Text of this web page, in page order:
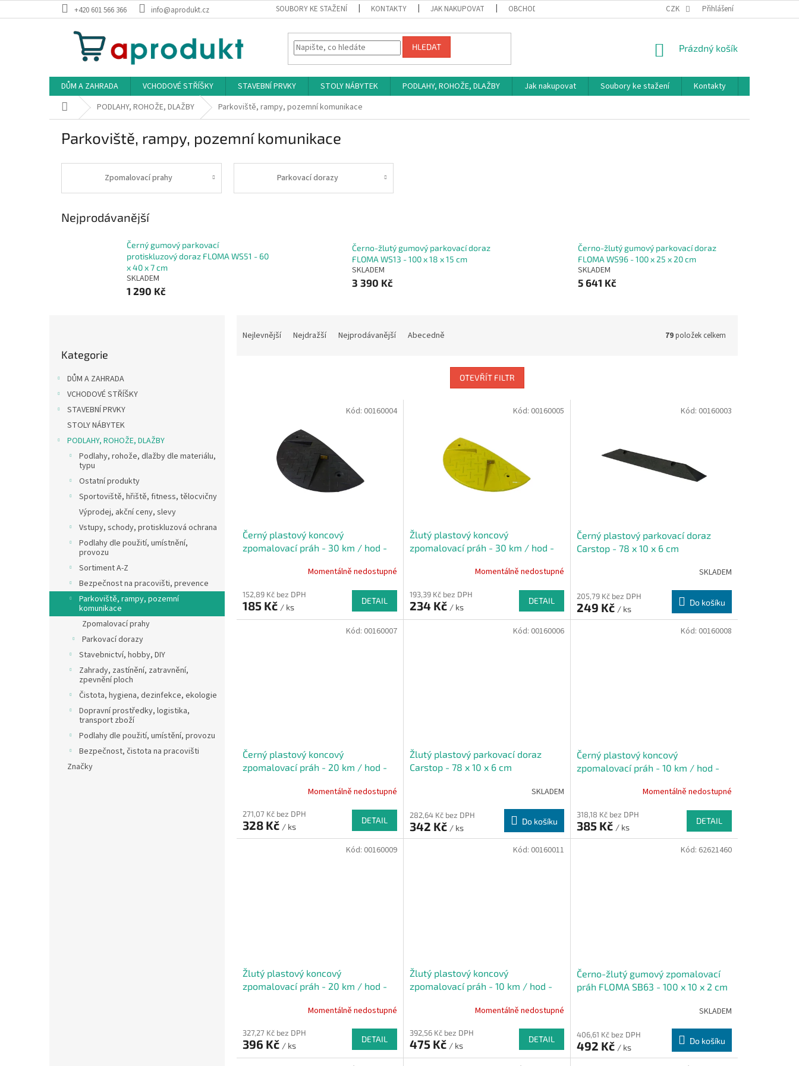
na
+420 601 566 366 info@aprodukt.cz SOUBORY KE STAŽENÍ KONTAKTY JAK NAKUPOVAT OBCHODNÍ PODMÍNKY PODMÍNKY OCHRANY OSOBNÍCH ÚDAJŮ
CZK Přihlášení
HLEDAT
NÁKUPNÍ
Prázdný košík
DŮM A ZAHRADA VCHODOVÉ STŘÍŠKY STAVEBNÍ PRVKY STOLY NÁBYTEK PODLAHY, ROHOŽE, DLAŽBY Jak nakupovat Soubory ke stažení Kontakty
Domů PODLAHY, ROHOŽE, DLAŽBY Parkoviště, rampy, pozemní komunikace
Parkoviště, rampy, pozemní komunikace
Zpomalovací prahy Parkovací dorazy
Nejprodávanější
Černý gumový parkovací
protiskluzový doraz FLOMA WS51 - 60
x 40 x 7 cm
SKLADEM
1 290 Kč
Černo-žlutý gumový parkovací doraz
FLOMA WS13 - 100 x 18 x 15 cm
SKLADEM
3 390 Kč
Černo-žlutý gumový parkovací doraz
FLOMA WS96 - 100 x 25 x 20 cm
SKLADEM
5 641 Kč
kategorie
Kategorie
DŮM A ZAHRADA
VCHODOVÉ STŘÍŠKY
STAVEBNÍ PRVKY
STOLY NÁBYTEK
PODLAHY, ROHOŽE, DLAŽBY
Podlahy, rohože, dlažby dle materiálu,
typu
Ostatní produkty
Sportoviště, hřiště, fitness, tělocvičny
Výprodej, akční ceny, slevy
Vstupy, schody, protiskluzová ochrana
Podlahy dle použití, umístnění,
provozu
Sortiment A-Z
Bezpečnost na pracovišti, prevence
Parkoviště, rampy, pozemní
komunikace
Zpomalovací prahy
Parkovací dorazy
Stavebnictví, hobby, DIY
Zahrady, zastínění, zatravnění,
zpevnění ploch
Čistota, hygiena, dezinfekce, ekologie
Dopravní prostředky, logistika,
transport zboží
Podlahy dle použití, umístění, provozu
Bezpečnost, čistota na pracovišti
Značky
Nejlevnější Nejdražší Nejprodávanější Abecedně 79položek celkem
OTEVŘÍT FILTR
Černý plastový koncový
zpomalovací práh - 30 km / hod -
Momentálně nedostupné
152,89 Kč bez DPH
185 Kč / ks
DETAIL
Kód: 00160004
Žlutý plastový koncový
zpomalovací práh - 30 km / hod -
Momentálně nedostupné
193,39 Kč bez DPH
234 Kč / ks
DETAIL
Kód: 00160005
Černý plastový parkovací doraz
Carstop - 78 x 10 x 6 cm
SKLADEM
205,79 Kč bez DPH
249 Kč / ks
Do košíku
Kód: 00160003
Černý plastový koncový
zpomalovací práh - 20 km / hod -
Momentálně nedostupné
271,07 Kč bez DPH
328 Kč / ks
DETAIL
Kód: 00160007
Žlutý plastový parkovací doraz
Carstop - 78 x 10 x 6 cm
SKLADEM
282,64 Kč bez DPH
342 Kč / ks
Do košíku
Kód: 00160006
Černý plastový koncový
zpomalovací práh - 10 km / hod -
Momentálně nedostupné
318,18 Kč bez DPH
385 Kč / ks
DETAIL
Kód: 00160008
Žlutý plastový koncový
zpomalovací práh - 20 km / hod -
Momentálně nedostupné
327,27 Kč bez DPH
396 Kč / ks
DETAIL
Kód: 00160009
Žlutý plastový koncový
zpomalovací práh - 10 km / hod -
Momentálně nedostupné
392,56 Kč bez DPH
475 Kč / ks
DETAIL
Kód: 00160011
Černo-žlutý gumový zpomalovací
práh FLOMA SB63 - 100 x 10 x 2 cm
SKLADEM
406,61 Kč bez DPH
492 Kč / ks
Do košíku
Kód: 62621460